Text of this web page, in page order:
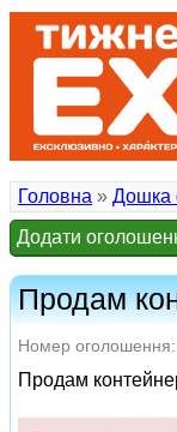
Головна » Дошка
Додати
Продам
Номер
Продам